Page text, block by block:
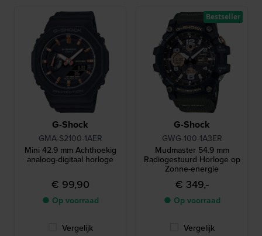
G-Shock
GMA-S2100-1AER
Mini 42.9 mm Achthoekig
analoog-digitaal horloge
€ 99,90
● Op voorraad
Vergelijk
G-Shock
GWG-100-1A3ER
Mudmaster 54.9 mm
Radiogestuurd Horloge op
Zonne-energie
€ 349,-
● Op voorraad
Vergelijk
Bestseller